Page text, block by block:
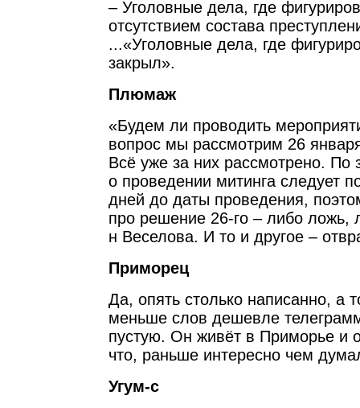
– Уголовные дела, где
отсутствием состава
...«Уголовные дела, где
закрыл».
Плюмаж
«Будем ли проводить
вопрос мы рассмотрим 26
Всё уже за них рассмотрено. По
о проведении митинга следует
дней до даты проведения,
про решение 26-го – либо ложь,
н Веселова. И то и другое –
Приморец
Да, опять столько написанно, а
меньше слов дешевле
пустую. Он живёт в Приморье и
что, раньше интересно чем
Угум-с